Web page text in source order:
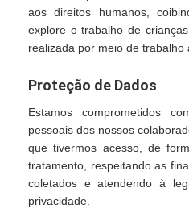
aos direitos humanos,
explore o trabalho de
realizada por meio de trabalho
Proteção de Dados
Estamos comprometidos
pessoais dos nossos
que tivermos acesso, de
tratamento, respeitando as
coletados e atendendo à
privacidade.